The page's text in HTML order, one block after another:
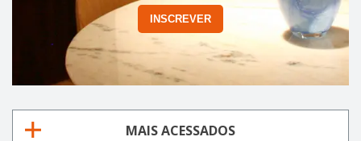
MAIS ACESSADOS